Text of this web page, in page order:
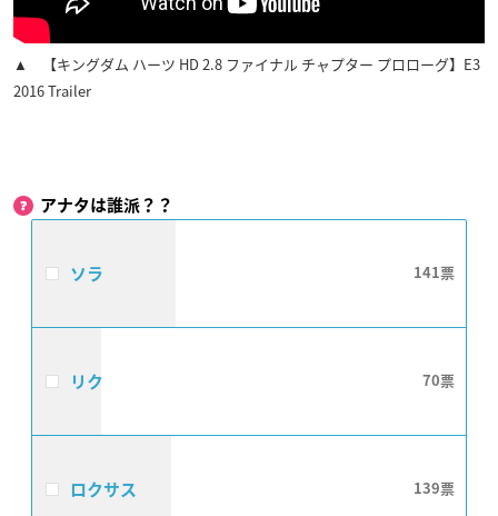
▲ 【キングダム ハーツ HD 2.8 ファイナル チャプター プロローグ】E3
2016 Trailer
アナタは誰派？？
ソラ 141
リク 70
ロクサス 139